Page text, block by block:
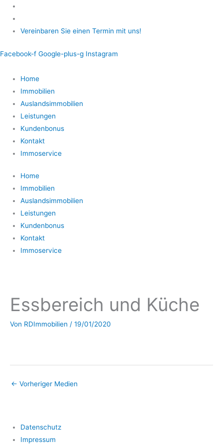
Zum
Inhalt
springenVereinbaren Sie einen Termin mit uns!
Facebook-f Google-plus-g Instagram
Home
Immobilien
Auslandsimmobilien
Leistungen
Kundenbonus
Kontakt
Immoservice
Home
Immobilien
Auslandsimmobilien
Leistungen
Kundenbonus
Kontakt
Immoservice
Essbereich und Küche
Von RDImmobilien / 19/01/2020
← Vorheriger Medien
Datenschutz
Impressum